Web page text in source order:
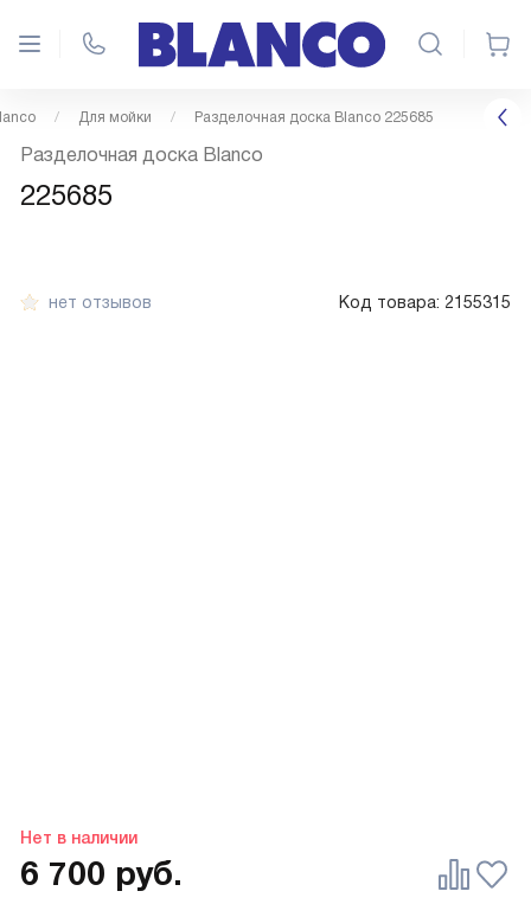
Для мойки Разделочная доска Blanco 225685
нет отзывов Код товара: 2155315
Нет в наличии
Разделочная доска Blanco
225685
6 700 руб.